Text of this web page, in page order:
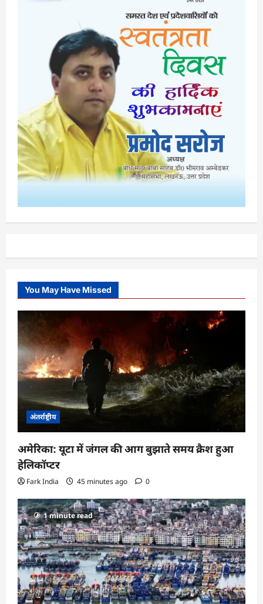
You May Have Missed
अंतर्राष्ट्रीय
अमेरिका: यूटा में जंगल की आग बुझाते समय क्रैश हुआ
हेलिकॉप्टर
Fark India 45 minutes ago 0
1 minute read